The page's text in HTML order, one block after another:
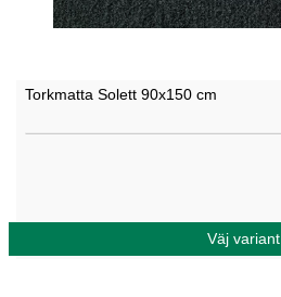
Torkmatta Solett 90x150 cm
Väj variant